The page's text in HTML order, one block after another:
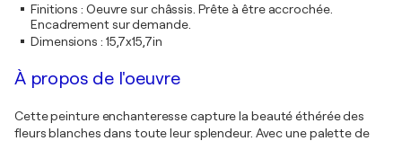
Finitions : Oeuvre sur châssis. Prête à être accrochée.
Encadrement sur demande.
Dimensions : 15,7x15,7in
À propos de l'oeuvre
Cette peinture enchanteresse capture la beauté éthérée des
fleurs blanches dans toute leur splendeur. Avec une palette de